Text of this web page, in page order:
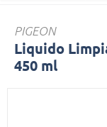
PIGEON
Liquido
450 ml